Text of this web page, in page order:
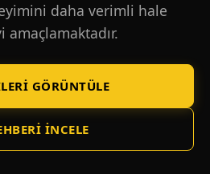
daha verimli hale
amaçlamaktadır.
GÖRÜNTÜLE
İNCELE